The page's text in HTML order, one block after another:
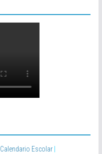
Calendario Escolar